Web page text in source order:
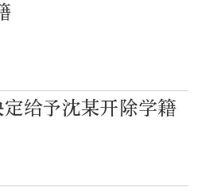
给予沈某开除学籍